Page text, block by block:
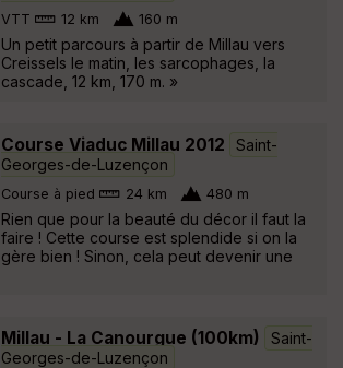
VTT 12 km 160 m
Un petit parcours à partir de Millau vers
Creissels le matin, les sarcophages, la
cascade, 12 km, 170 m. »
Course Viaduc Millau 2012
Saint-
Georges-de-Luzençon
Course à pied 24 km 480 m
Rien que pour la beauté du décor il faut la
faire ! Cette course est splendide si on la
gère bien ! Sinon, cela peut devenir une
Millau - La Canourgue (100km)
Saint-
Georges-de-Luzençon